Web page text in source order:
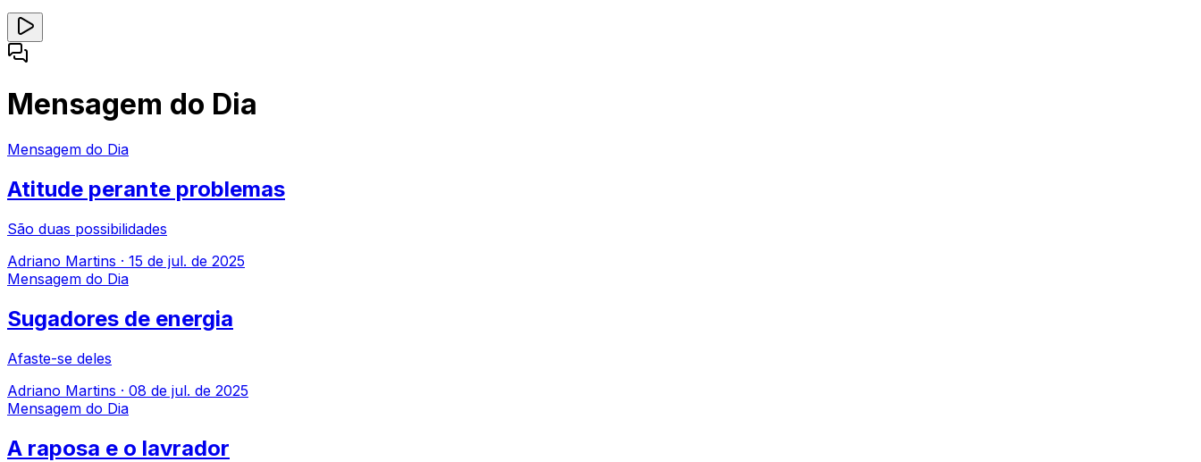
Mensagem do Dia
Mensagem do Dia
Atitude perante problemas
São duas possibilidades
Adriano Martins · 15 de jul. de 2025
Mensagem do Dia
Sugadores de energia
Afaste-se deles
Adriano Martins · 08 de jul. de 2025
Mensagem do Dia
A raposa e o lavrador